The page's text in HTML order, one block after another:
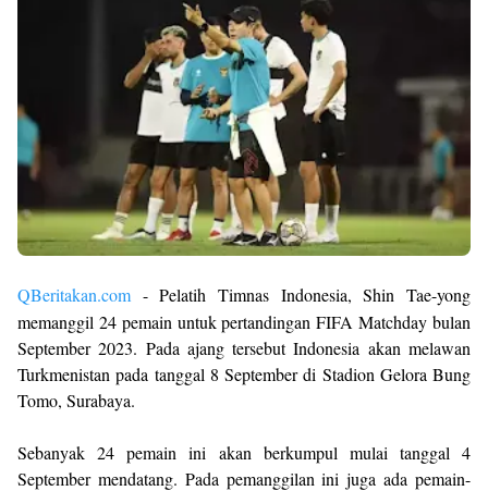
QBeritakan.com - Pelatih Timnas Indonesia, Shin Tae-yong
memanggil 24 pemain untuk pertandingan FIFA Matchday bulan
September 2023. Pada ajang tersebut Indonesia akan melawan
Turkmenistan pada tanggal 8 September di Stadion Gelora Bung
Tomo, Surabaya.
Sebanyak 24 pemain ini akan berkumpul mulai tanggal 4
September mendatang. Pada pemanggilan ini juga ada pemain-